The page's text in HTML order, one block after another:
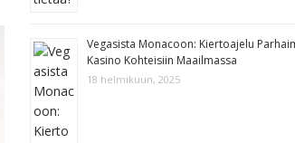
Vegasista Monacoon: Kiertoajelu
Kasino Kohteisiin Maailmassa
18 helmikuun, 2025